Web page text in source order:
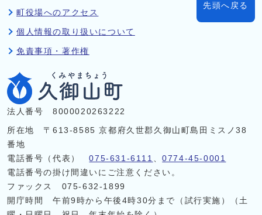
先頭へ戻る
町役場へのアクセス
個人情報の取り扱いについて
免責事項・著作権
法人番号 8000020263222
所在地 〒613-8585 京都府久世郡久御山町島田ミスノ38
番地
電話番号（代表）075-631-6111 、0774-45-0001
電話番号の掛け間違いにご注意ください。
ファックス 075-632-1899
開庁時間 午前9時から午後4時30分まで（試行実施）（土